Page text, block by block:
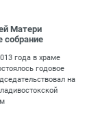
Матери
собрание
года в храме
годовое
на